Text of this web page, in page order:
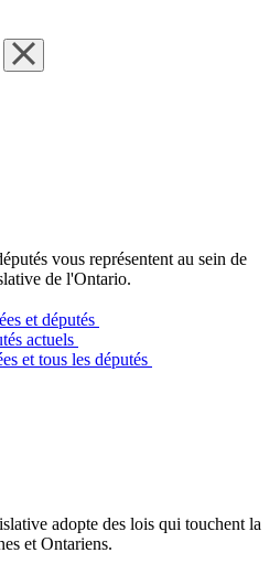
vous représentent au sein de
de l'Ontario.
et députés
actuels
et tous les députés
adopte des lois qui touchent la
et Ontariens.